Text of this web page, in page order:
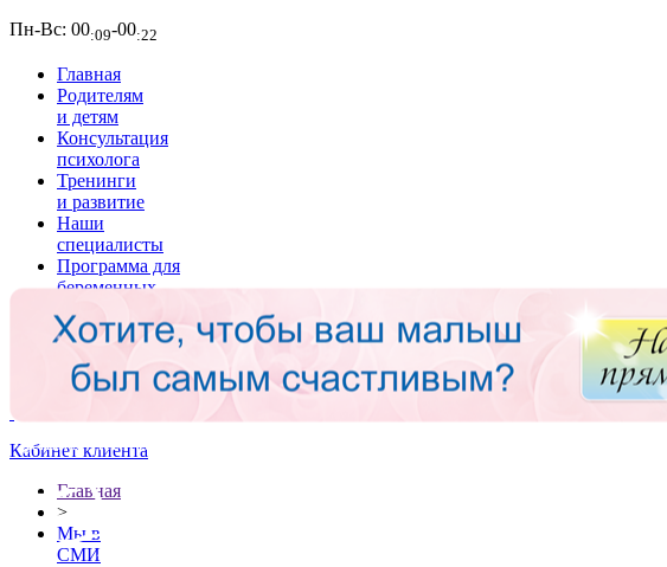
Пн-Вс: 00:09-00:22
Главная
Родителям
и детям
Консультация
психолога
Тренинги
и развитие
Наши
специалисты
Программа для
беременных
психологов
СМИ
Кабинет клиента
Главная
>
Мы в
СМИ